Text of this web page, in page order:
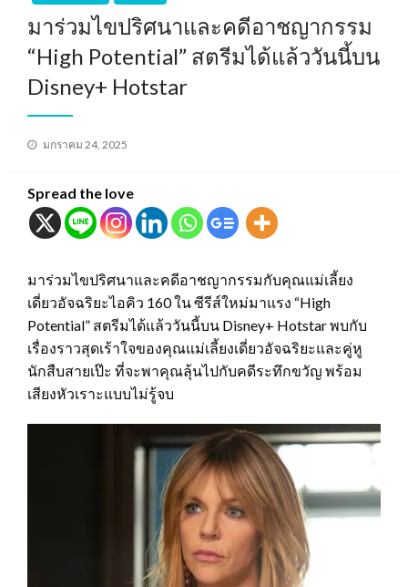
มาร่วมไขปริศนาและคดีอาชญากรรม
“High Potential” สตรีมได้แล้ววันนี้บน
Disney+ Hotstar
Posted
มกราคม 24, 2025
Spread the love
มาร่วมไขปริศนาและคดีอาชญากรรมกับคุณแม่เลี้ยง
เดี่ยวอัจฉริยะไอคิว 160 ใน ซีรีส์ใหม่มาแรง “High
Potential” สตรีมได้แล้ววันนี้บน Disney+ Hotstar พบกับ
เรื่องราวสุดเร้าใจของคุณแม่เลี้ยงเดี่ยวอัจฉริยะและคู่หู
นักสืบสายเป๊ะ ที่จะพาคุณลุ้นไปกับคดีระทึกขวัญ พร้อม
เสียงหัวเราะแบบไม่รู้จบ